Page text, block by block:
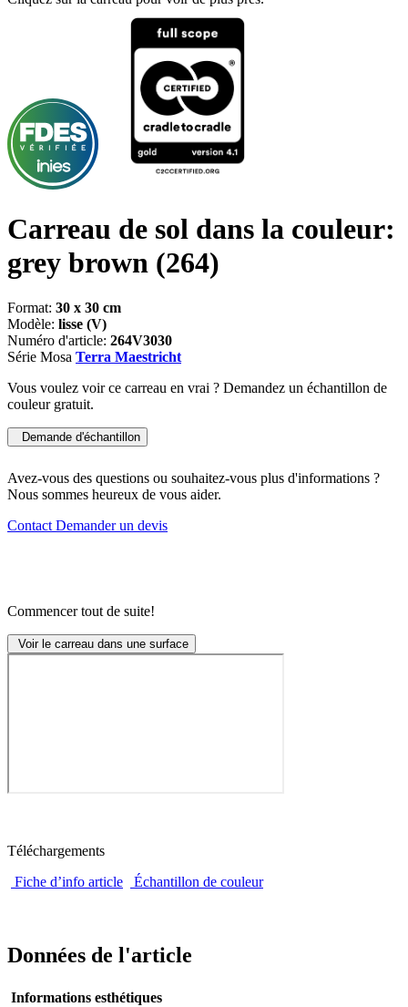
Carreau de sol dans la couleur:
grey brown (264)
Format: 30 x 30 cm
Modèle: lisse (V)
Numéro d'article: 264V3030
Série Mosa Terra Maestricht
Vous voulez voir ce carreau en vrai ? Demandez un échantillon de
couleur gratuit.
Demande d'échantillon
Avez-vous des questions ou souhaitez-vous plus d'informations ?
Nous sommes heureux de vous aider.
Contact Demander un devis
Commencer tout de suite!
Voir le carreau dans une surface
Téléchargements
Fiche d’info article
Échantillon de couleur
Données de l'article
Informations esthétiques